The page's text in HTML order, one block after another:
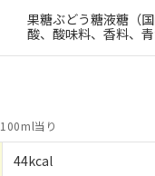
果糖ぶどう糖液糖（
酸、酸味料、香料、
100ml当り
44kcal